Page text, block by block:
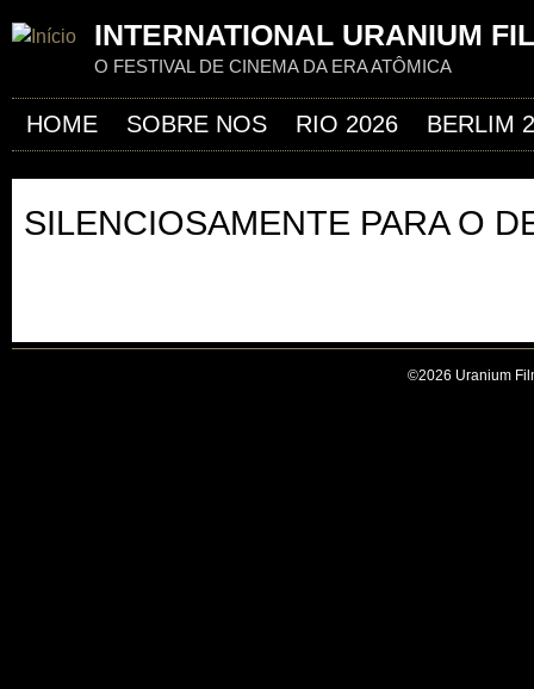
INTERNATIONAL URANIUM
O FESTIVAL DE CINEMA DA ERA ATÔMICA
SILENCIOSAMENTE PARA O
HOME SOBRE NOS RIO 2026 BERLIM
©2026 Uranium